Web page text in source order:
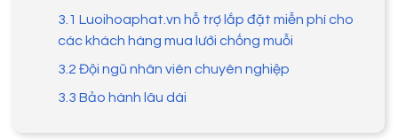
3.1 Luoihoaphat.vn hỗ trợ lắp đặt miễn phí cho
các khách hàng mua lưới chống muỗi
3.2 Đội ngũ nhân viên chuyên nghiệp
3.3 Bảo hành lâu dài